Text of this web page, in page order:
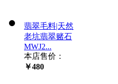
翡翠毛料|天然
老坑翡翠赌石
MWJ2...
本店售价：
￥480